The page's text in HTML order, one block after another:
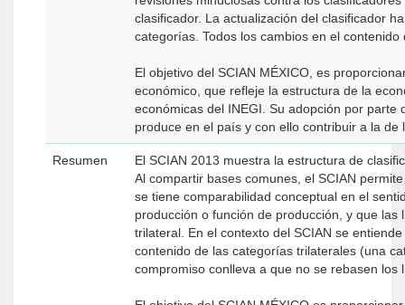
clasificador. La actualización del clasificador
categorías. Todos los cambios en el
El objetivo del SCIAN MÉXICO, es
económico, que refleje la estructura de la
económicas del INEGI. Su adopción por
produce en el país y con ello contribuir a la
Resumen
El SCIAN 2013 muestra la estructura de
Al compartir bases comunes, el SCIAN
se tiene comparabilidad conceptual en el
producción o función de producción, y que
trilateral. En el contexto del SCIAN se
contenido de las categorías trilaterales (una
compromiso conlleva a que no se rebasen